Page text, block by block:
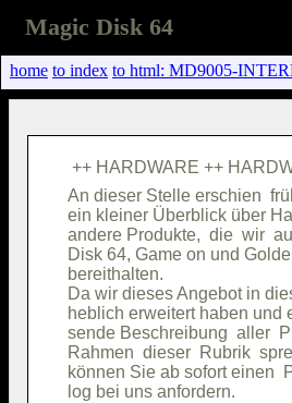
Magic Disk 64
home to index to html: MD9005-
An dieser Stelle erschien
ein kleiner Überblick über
andere Produkte,  die  wir
Disk 64, Game on und
bereithalten.
Da wir dieses Angebot in
heblich erweitert haben und
sende Beschreibung  aller
Rahmen  dieser  Rubrik
können Sie ab sofort einen
log bei uns